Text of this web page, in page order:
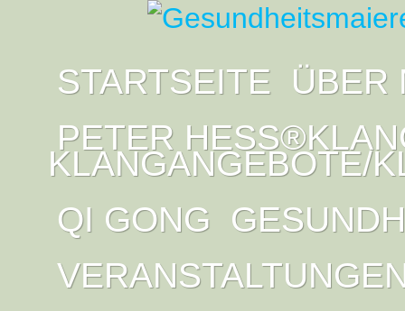
STARTSEITE
ÜBER
PETER
KLANGANGEBOTE/
QI GONG